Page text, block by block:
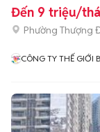
Đến 9 triệu/
Phường Thượng
CÔNG TY THẾ GIỚI